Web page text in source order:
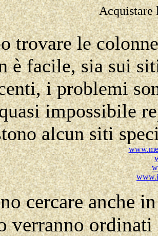
Acquistare
trovare le
è facile, sia sui
i problemi
impossibile
alcun siti
cercare anche
verranno